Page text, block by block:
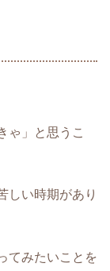
ゃ」と思うこ
しい時期があり
てみたいことを